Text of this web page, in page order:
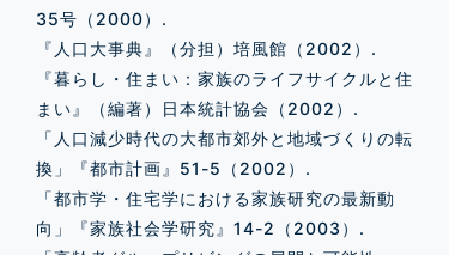
35号（2000）.
『人口大事典』（分担）培風館（2002）.
『暮らし・住まい：家族のライフサイクルと住
まい』（編著）日本統計協会（2002）.
「人口減少時代の大都市郊外と地域づくりの転
換」『都市計画』51-5（2002）.
「都市学・住宅学における家族研究の最新動
向」『家族社会学研究』14-2（2003）.